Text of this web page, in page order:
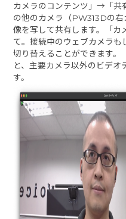
カメラのコンテンツ」→「共
の他のカメラ（PW313Dの
像を写して共有します。「カ
て。接続中のウェブカメラも
切り替えることができます。
と、主要カメラ以外のビデオ
す。